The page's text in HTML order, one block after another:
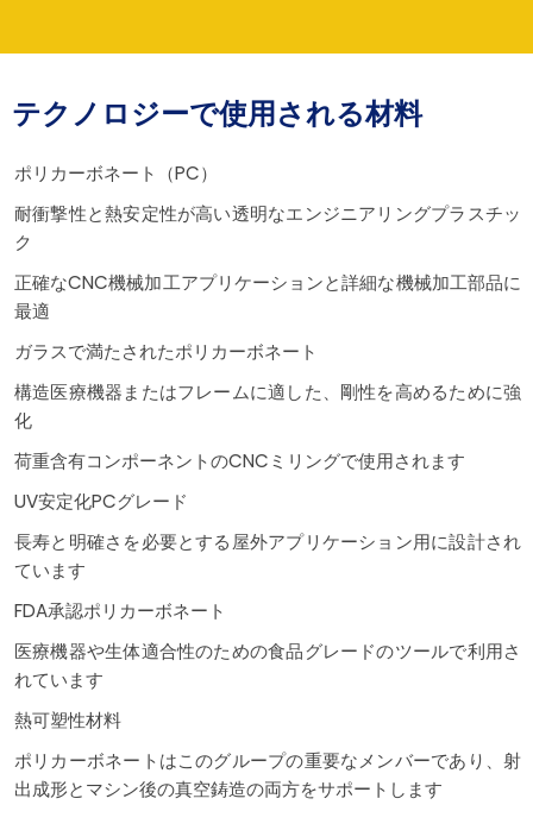
テクノロジーで使用される材料
ポリカーボネート（PC）
耐衝撃性と熱安定性が高い透明なエンジニアリングプラスチッ
ク
正確なCNC機械加工アプリケーションと詳細な機械加工部品に
最適
ガラスで満たされたポリカーボネート
構造医療機器またはフレームに適した、剛性を高めるために強
化
荷重含有コンポーネントのCNCミリングで使用されます
UV安定化PCグレード
長寿と明確さを必要とする屋外アプリケーション用に設計され
ています
FDA承認ポリカーボネート
医療機器や生体適合性のための食品グレードのツールで利用さ
れています
熱可塑性材料
ポリカーボネートはこのグループの重要なメンバーであり、射
出成形とマシン後の真空鋳造の両方をサポートします